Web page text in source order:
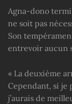
Agna-dono
ne soit pas
Son
entrevoir aucun
« La deuxième
Cependant, si je
j’aurais de